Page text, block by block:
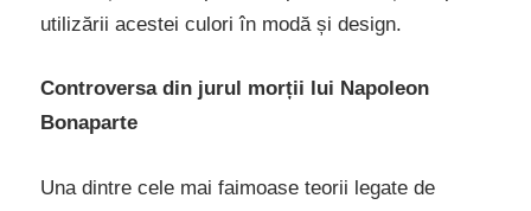
utilizării acestei culori în modă și design.
Controversa din jurul morții lui Napoleon
Bonaparte
Una dintre cele mai faimoase teorii legate de